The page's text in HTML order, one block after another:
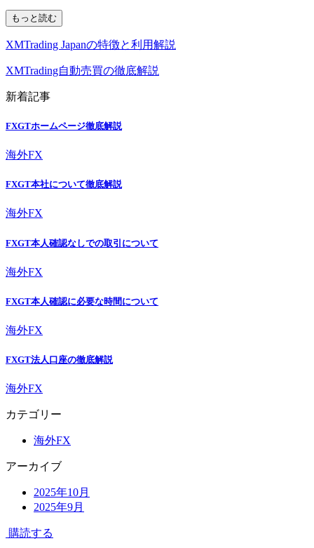
もっと読む
XMTrading Japanの特徴と利用解説
XMTrading自動売買の徹底解説
新着記事
FXGTホームページ徹底解説
海外FX
FXGT本社について徹底解説
海外FX
FXGT本人確認なしでの取引について
海外FX
FXGT本人確認に必要な時間について
海外FX
FXGT法人口座の徹底解説
海外FX
カテゴリー
海外FX
アーカイブ
2025年10月
2025年9月
購読する